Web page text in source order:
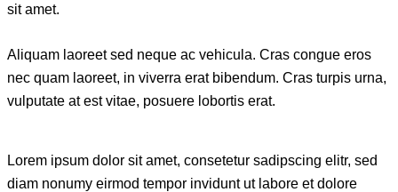
sit amet.
Aliquam laoreet sed neque ac vehicula. Cras congue eros
nec quam laoreet, in viverra erat bibendum. Cras turpis urna,
vulputate at est vitae, posuere lobortis erat.
Lorem ipsum dolor sit amet, consetetur sadipscing elitr, sed
diam nonumy eirmod tempor invidunt ut labore et dolore